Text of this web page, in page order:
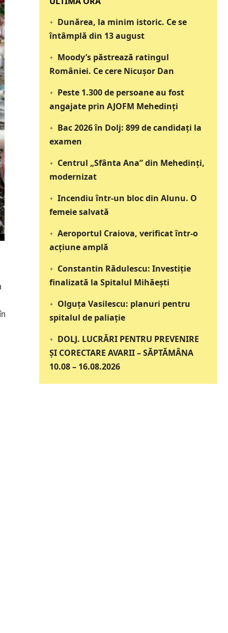
Dunărea, la minim istoric. Ce se
întâmplă din 13 august
Moody’s păstrează ratingul
României. Ce cere Nicușor Dan
Peste 1.300 de persoane au fost
angajate prin AJOFM Mehedinți
Bac 2026 în Dolj: 899 de candidați la
examen
Centrul „Sfânta Ana” din Mehedinți,
modernizat
Incendiu într-un bloc din Alunu. O
femeie salvată
Aeroportul Craiova, verificat într-o
acțiune amplă
Constantin Rădulescu: Investiție
finalizată la Spitalul Mihăești
Olguța Vasilescu: planuri pentru
spitalul de paliație
DOLJ. LUCRĂRI PENTRU PREVENIRE
ȘI CORECTARE AVARII – SĂPTĂMÂNA
10.08 – 16.08.2026